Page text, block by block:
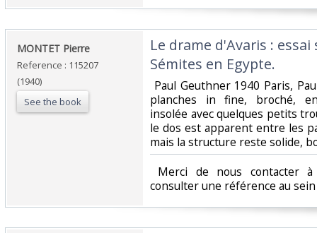
‎MONTET Pierre‎
Reference : 115207
(1940)
See the book
‎Le drame d'Avaris :
Sémites en Egypte.‎
Paul Geuthner 1940 Paris,
planches in fine, broché,
insolée avec quelques petits
le dos est apparent entre les
mais la structure reste solide,
Merci de nous contacter
consulter une référence au